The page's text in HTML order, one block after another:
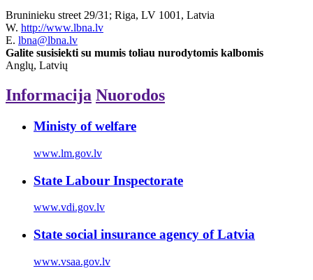
Bruninieku street 29/31; Riga, LV 1001, Latvia
W. http://www.lbna.lv
E. lbna@lbna.lv
Galite susisiekti su mumis toliau nurodytomis kalbomis
Anglų, Latvių
Informacija Nuorodos
Ministy of welfare
www.lm.gov.lv
State Labour Inspectorate
www.vdi.gov.lv
State social insurance agency of Latvia
www.vsaa.gov.lv